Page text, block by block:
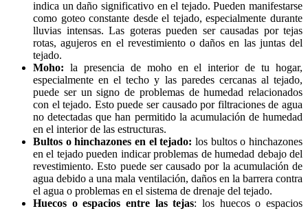
indica un daño significativo en el tejado. Pueden manifestarse
como goteo constante desde el tejado, especialmente durante
lluvias intensas. Las goteras pueden ser causadas por tejas
rotas, agujeros en el revestimiento o daños en las juntas del
tejado.
Moho: la presencia de moho en el interior de tu hogar,
especialmente en el techo y las paredes cercanas al tejado,
puede ser un signo de problemas de humedad relacionados
con el tejado. Esto puede ser causado por filtraciones de agua
no detectadas que han permitido la acumulación de humedad
en el interior de las estructuras.
Bultos o hinchazones en el tejado: los bultos o hinchazones
en el tejado pueden indicar problemas de humedad debajo del
revestimiento. Esto puede ser causado por la acumulación de
agua debido a una mala ventilación, daños en la barrera contra
el agua o problemas en el sistema de drenaje del tejado.
Huecos o espacios entre las tejas: los huecos o espacios